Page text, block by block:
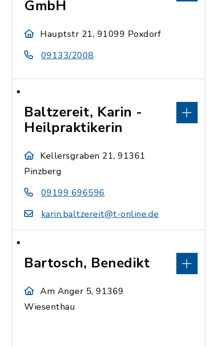
GmbH
Hauptstr 21, 91099 Poxdorf
09133/2008
Baltzereit, Karin -
Heilpraktikerin
Kellersgraben 21, 91361
Pinzberg
09199 696596
karin.baltzereit@t-online.de
Bartosch, Benedikt
Am Anger 5, 91369
Wiesenthau